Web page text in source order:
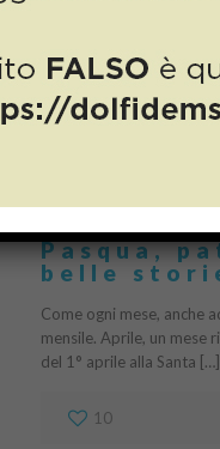
Numero 4,
Pasqua,
belle
Come ogni mese, anche
mensile. Aprile, un mese
del 1° aprile alla Santa […]
10